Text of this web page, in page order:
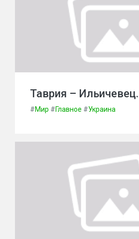
Таврия –
#Мир #Главное #Украина